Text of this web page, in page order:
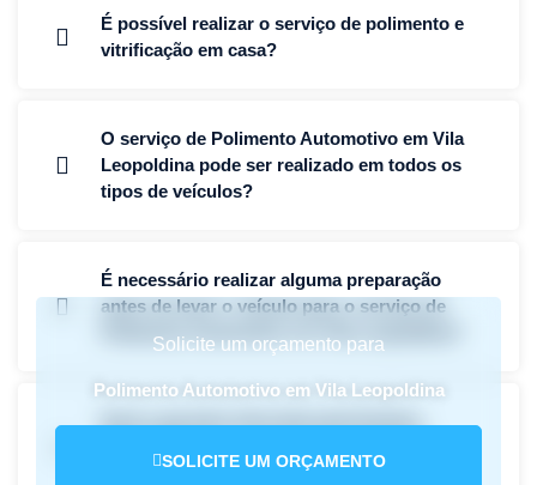
Solicite um orçamento para
Polimento Automotivo em Vila Leopoldina
SOLICITE UM ORÇAMENTO
É possível realizar o serviço de polimento e
vitrificação em casa?
O serviço de Polimento Automotivo em Vila
Leopoldina pode ser realizado em todos os
tipos de veículos?
É necessário realizar alguma preparação
antes de levar o veículo para o serviço de
Polimento Automotivo em Vila Leopoldina?
Qual a garantia oferecida pela Estetica
vitrificação em Vila Leopoldina?